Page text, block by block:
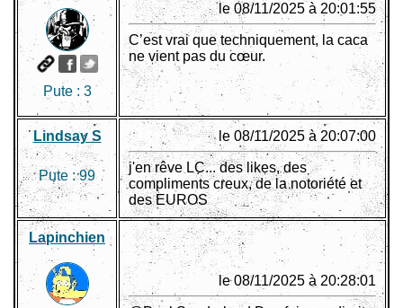
Pute : 3
le 08/11/2025 à 20:01:55
C’est vrai que techniquement, la caca
ne vient pas du cœur.
Lindsay S
Pute :99
le 08/11/2025 à 20:07:00
j'en rêve LC... des likes, des
compliments creux, de la notoriété et
des EUROS
Lapinchien
le 08/11/2025 à 20:28:01